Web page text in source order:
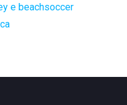
e beachsoccer